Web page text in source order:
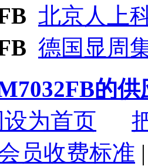
北京人上
德国显周
的供
为首页
员收费标准